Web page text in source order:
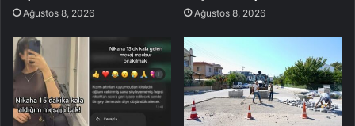
Ağustos 8, 2026 Ağustos 8, 2026